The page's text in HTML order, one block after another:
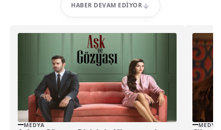
HABER DEVAM EDIYOR
MEDYA MEDYA